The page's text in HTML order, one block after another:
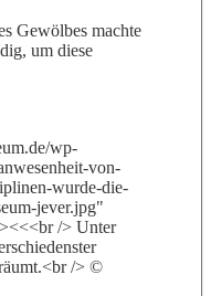
Gewölbes machte
um diese